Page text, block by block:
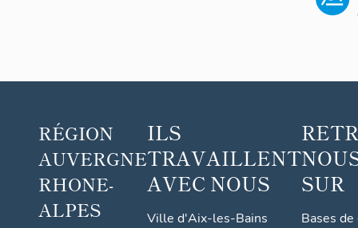
RÉGION
AUVERGNE
RHONE-
ALPES
ILS
TRAVAILLENT
AVEC NOUS
Ville d'Aix-les-Bains
SUR
Bases